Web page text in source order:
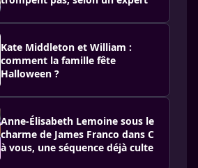
Kate Middleton et William :
comment la famille fête
Halloween ?
Anne-Élisabeth Lemoine sous le
charme de James Franco dans C
à vous, une séquence déjà culte